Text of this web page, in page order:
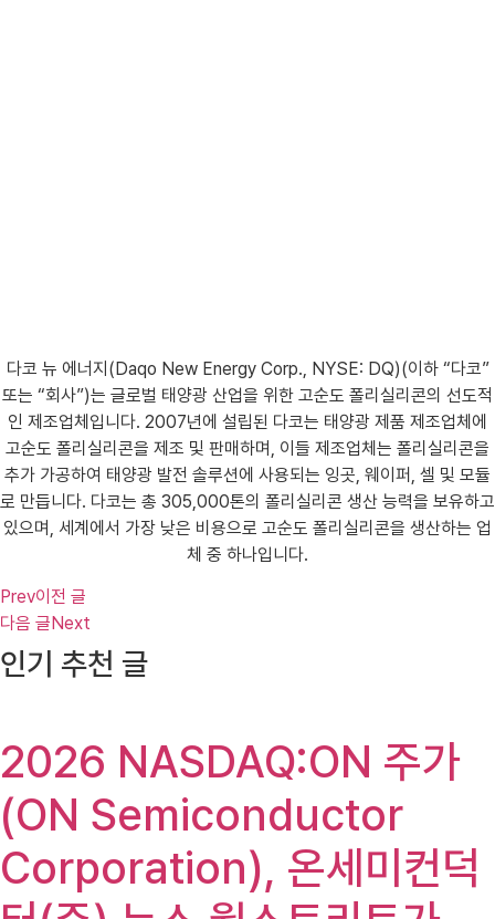
다코 뉴 에너지(Daqo New Energy Corp., NYSE: DQ)(이하 “다코”
또는 “회사”)는 글로벌 태양광 산업을 위한 고순도 폴리실리콘의 선도적
인 제조업체입니다. 2007년에 설립된 다코는 태양광 제품 제조업체에
고순도 폴리실리콘을 제조 및 판매하며, 이들 제조업체는 폴리실리콘을
추가 가공하여 태양광 발전 솔루션에 사용되는 잉곳, 웨이퍼, 셀 및 모듈
로 만듭니다. 다코는 총 305,000톤의 폴리실리콘 생산 능력을 보유하고
있으며, 세계에서 가장 낮은 비용으로 고순도 폴리실리콘을 생산하는 업
체 중 하나입니다.
Prev이전 글
다음 글 Next
인기 추천 글
2026 NASDAQ:ON 주가
(ON Semiconductor
Corporation), 온세미컨덕